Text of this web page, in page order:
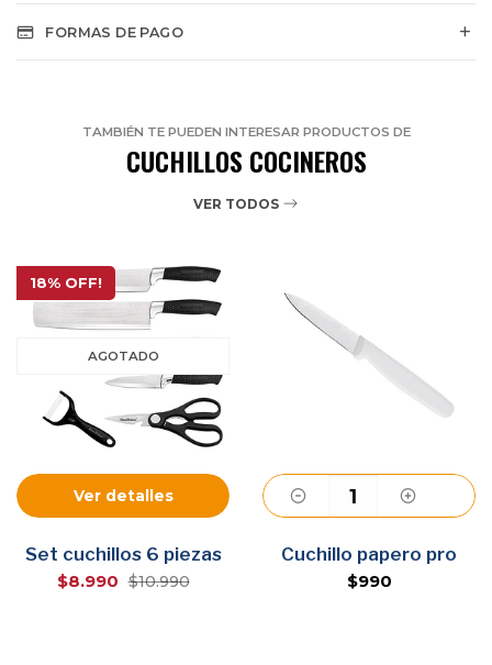
FORMAS DE PAGO
TAMBIÉN TE PUEDEN INTERESAR PRODUCTOS DE
CUCHILLOS COCINEROS
VER TODOS
Ver detalles
18% OFF!
AGOTADO
Set cuchillos 6 piezas
$8.990 $10.990
Agregar
Cuchillo papero pro
$990